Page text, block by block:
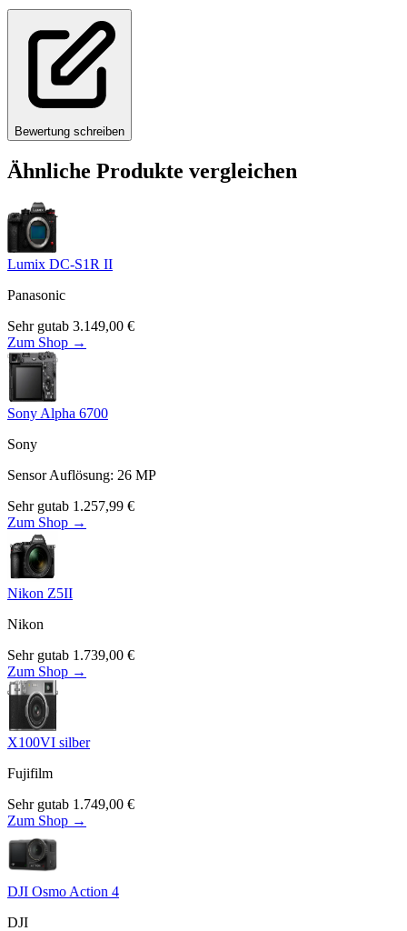
Bewertung schreiben
Ähnliche Produkte vergleichen
Lumix DC-S1R II
Panasonic
Sehr gutab 3.149,00 €
Zum Shop →
Sony Alpha 6700
Sony
Sensor Auflösung: 26 MP
Sehr gutab 1.257,99 €
Zum Shop →
Nikon Z5II
Nikon
Sehr gutab 1.739,00 €
Zum Shop →
X100VI silber
Fujifilm
Sehr gutab 1.749,00 €
Zum Shop →
DJI Osmo Action 4
DJI